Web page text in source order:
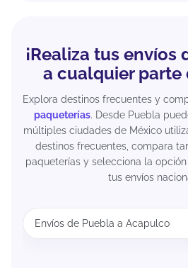
¡Realiza tus envíos
a cualquier parte
Explora destinos frecuentes y
paqueterías. Desde Puebla
múltiples ciudades de México
destinos frecuentes, compara
paqueterías y selecciona la
tus envíos
Envíos de Puebla a Acapulco